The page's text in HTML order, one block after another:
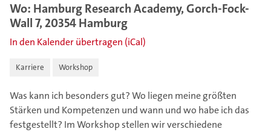
Wo: Hamburg Research Academy, Gorch-Fock-
Wall 7, 20354 Hamburg
In den Kalender übertragen (iCal)
Karriere Workshop
Was kann ich besonders gut? Wo liegen meine größten
Stärken und Kompetenzen und wann und wo habe ich das
festgestellt? Im Workshop stellen wir verschiedene